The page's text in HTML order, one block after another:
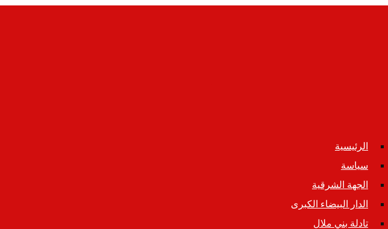
الرئيسية
سياسة
الجهة الشرقية
الدار البيضاء الكبرى
تادلة بني ملال